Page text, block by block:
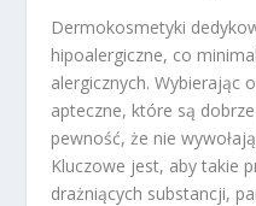
Dermokosmetyki
hipoalergiczne, co
alergicznych. Wybierając
apteczne, które są
pewność, że nie
Kluczowe jest, aby takie
drażniących substancji,